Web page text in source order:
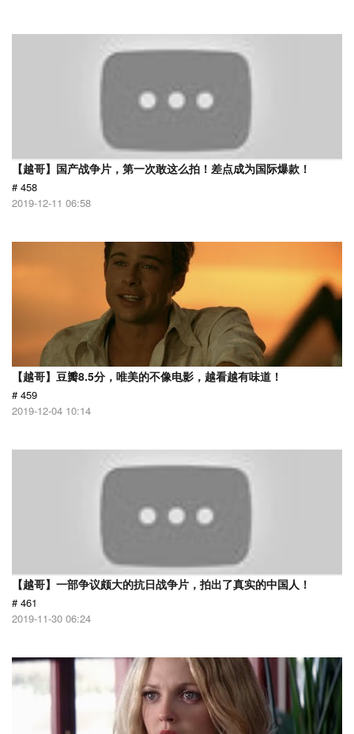
【越哥】国产战争片，第一次敢这么拍！差点成为国际爆款！
# 458
2019-12-11 06:58
【越哥】豆瓣8.5分，唯美的不像电影，越看越有味道！
# 459
2019-12-04 10:14
【越哥】一部争议颇大的抗日战争片，拍出了真实的中国人！
# 461
2019-11-30 06:24